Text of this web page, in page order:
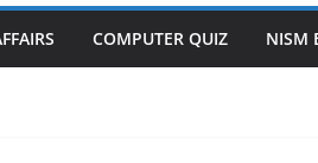
COMPUTER QUIZ NISM